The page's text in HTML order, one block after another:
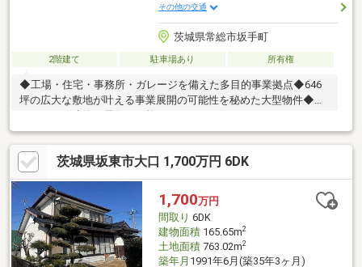
その他の交通
茨城県常総市坂手町
2階建て 駐車場あり 所有権
◆工場・住宅・事務所・ガレージを備えた多目的事業拠点◆646
坪の広大な敷地が叶える事業展開の可能性を秘めた大型物件◆ど
茨城県坂東市大口 1,700万円 6DK
1,700万円
間取り 6DK
建物面積165.65m2
土地面積763.02m2
築年月 1991年6月(築35年3ヶ月)